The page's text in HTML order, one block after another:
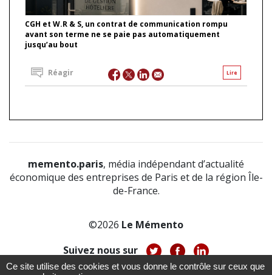
CGH et W.R & S, un contrat de communication rompu
avant son terme ne se paie pas automatiquement
jusqu’au bout
Lire
Réagir
memento.paris, média indépendant d’actualité
économique des entreprises de Paris et de la région Île-
de-France.
©2026 Le Mémento
Suivez nous sur
Ce site utilise des cookies et vous donne le contrôle sur ceux que